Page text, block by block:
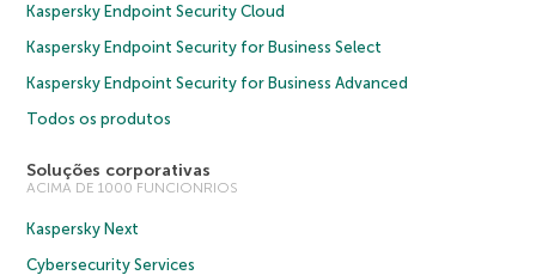
Kaspersky Endpoint Security Cloud
Kaspersky Endpoint Security for Business Select
Kaspersky Endpoint Security for Business Advanced
Todos os produtos
Soluções corporativas
ACIMA DE 1000 FUNCIONRIOS
Kaspersky Next
Cybersecurity Services